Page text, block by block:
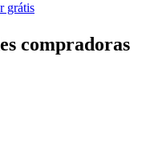
grátis
compradoras